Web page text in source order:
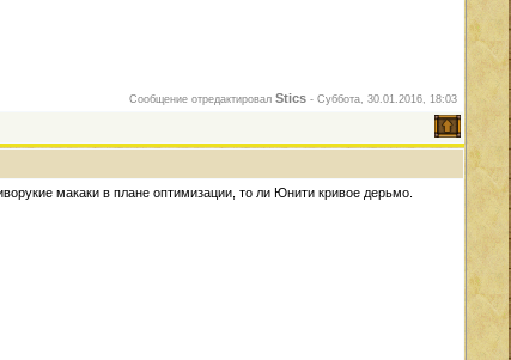
Сообщение отредактировалStics -Суббота, 30.01.2016, 18:03
макаки в плане оптимизации, то ли Юнити кривое дерьмо.